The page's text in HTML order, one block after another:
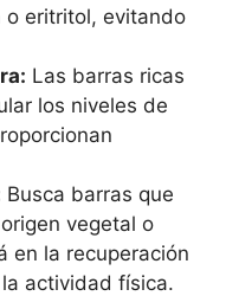
o eritritol, evitando
Las barras ricas
los niveles de
Busca barras que
vegetal o
en la recuperación
actividad física.